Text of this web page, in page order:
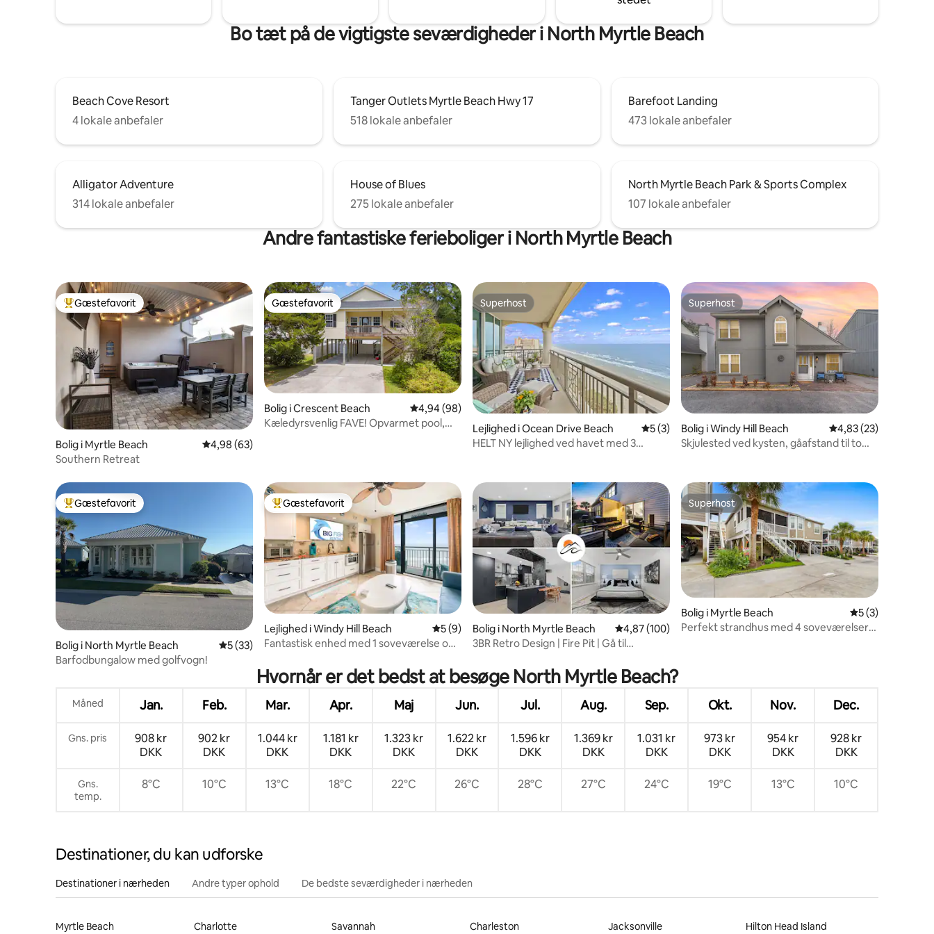
Bo tæt på de vigtigste seværdigheder i North Myrtle Beach
Beach Cove Resort
4 lokale anbefaler
Tanger Outlets Myrtle Beach Hwy 17
518 lokale anbefaler
Barefoot Landing
473 lokale anbefaler
Alligator Adventure
314 lokale anbefaler
House of Blues
275 lokale anbefaler
North Myrtle Beach Park & Sports Complex
107 lokale anbefaler
Andre fantastiske ferieboliger i North Myrtle Beach
Bedste gæstefavorit
Gæstefavorit
Bolig i Myrtle Beach 4,98 ud af 5 i gennemsnitlig bedømmelse, 63 omtaler
4,98 (63)
Southern Retreat
Gæstefavorit
Gæstefavorit
Bolig i Crescent Beach 4,94 ud af 5 i gennemsnitlig bedømmelse, 98 omtaler
4,94 (98)
Kæledyrsvenlig FAVE! Opvarmet pool,
Superhost
Superhost
Lejlighed i Ocean Drive Beach 5 ud af 5 i gennemsnitlig bedømmelse, 3 omtaler
5 (3)
HELT NY lejlighed ved havet med 3
Superhost
Superhost
Bolig i Windy Hill Beach 4,83 ud af 5 i
4,83 (23)
Skjulested ved kysten, gåafstand til to
Bedste gæstefavorit
Gæstefavorit
Bolig i North Myrtle Beach 5 ud af 5 i gennemsnitlig bedømmelse, 33 omtaler
5 (33)
Barfodbungalow med golfvogn!
Bedste gæstefavorit
Gæstefavorit
Lejlighed i Windy Hill Beach 5 ud af 5 i gennemsnitlig bedømmelse, 9 omtaler
5 (9)
Fantastisk enhed med 1 soveværelse og
Bolig i North Myrtle Beach 4,87 ud af 5 i gennemsnitlig bedømmelse, 100 omtaler
4,87 (100)
3BR Retro Design | Fire Pit | Gå til
Superhost
Superhost
Bolig i Myrtle Beach 5 ud af 5 i
5 (3)
Perfekt strandhus med 4 soveværelser;
Hvornår er det bedst at besøge North Myrtle Beach?
Måned Jan. Feb. Mar. Apr. Maj Jun. Jul. Aug. Sep. Okt. Nov. Dec.
Gns. pris
908 kr
DKK
902 kr
DKK
1.044 kr
DKK
1.181 kr
DKK
1.323 kr
DKK
1.622 kr
DKK
1.596 kr
DKK
1.369 kr
DKK
1.031 kr
DKK
973 kr
DKK
954 kr
DKK
928 kr
DKK
Gns.
temp.
8°C 10°C 13°C 18°C 22°C 26°C 28°C 27°C 24°C 19°C 13°C 10°C
Destinationer, du kan udforske
Destinationer i nærheden Andre typer ophold De bedste seværdigheder i nærheden
Myrtle Beach
Charlotte
Savannah
Charleston
Jacksonville
Hilton Head Island